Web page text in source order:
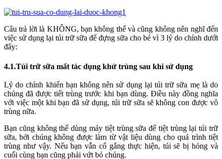
Câu trả lời là KHÔNG, bạn không thể và cũng không nên nghĩ đến
việc sử dụng lại túi trữ sữa để đựng sữa cho bé vì 3 lý do chính dưới
đây:
4.1.Túi trữ sữa mất tác dụng khử trùng sau khi sử dụng
Lý do chính khiến bạn không nên sử dụng lại túi trữ sữa mẹ là do
chúng đã được tiết trùng trước khi bạn dùng. Điều này đồng nghĩa
với việc một khi bạn đã sử dụng, túi trữ sữa sẽ không con được vô
trùng nữa.
Bạn cũng không thể dùng máy tiệt trùng sữa để tiệt trùng lại túi trữ
sữa, bởi chúng không được làm từ vật liệu dùng cho quá trình tiệt
trùng như vậy. Nếu bạn vẫn cố gắng thực hiện, túi sẽ bị hỏng và
cuối cùng bạn cũng phải vứt bỏ chúng.